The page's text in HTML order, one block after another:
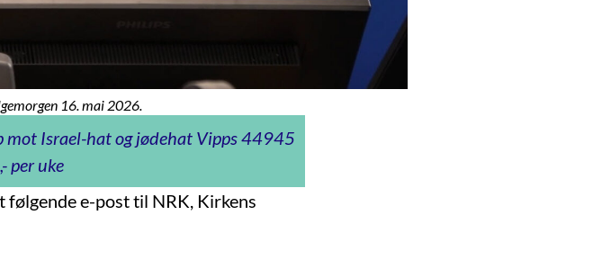
16. mai 2026.
mot Israel-hat og jødehat Vipps 44945
per uke
følgende e-post til NRK, Kirkens